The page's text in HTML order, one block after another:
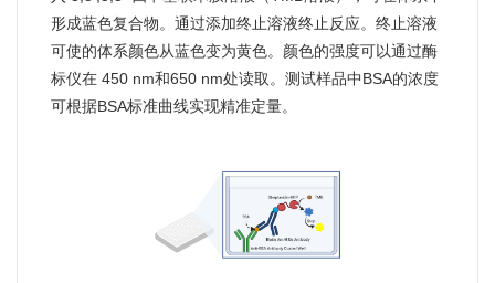
形成蓝色复合物。通过添加终止溶液终止反应。终止溶液
可使的体系颜色从蓝色变为黄色。颜色的强度可以通过酶
标仪在 450 nm和650 nm处读取。测试样品中BSA的浓度
可根据BSA标准曲线实现精准定量。